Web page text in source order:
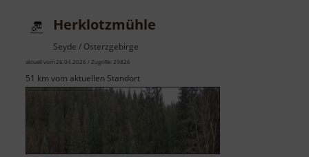
Herklotzmühle
Seyde / Osterzgebirge
aktuell vom 26.04.2026 / Zugriffe: 29826
51 km vom aktuellen Standort